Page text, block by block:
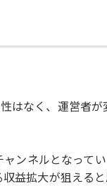
はなく、運営者
ンネルとなってい
益拡大が狙えると